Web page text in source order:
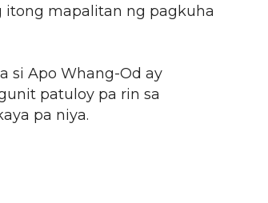
itong mapalitan ng pagkuha
si Apo Whang-Od ay
patuloy pa rin sa
pa niya.